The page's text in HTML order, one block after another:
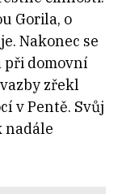
Gorila, o
Nakonec se
při domovní
zřekl
v Pentě. Svůj
nadále